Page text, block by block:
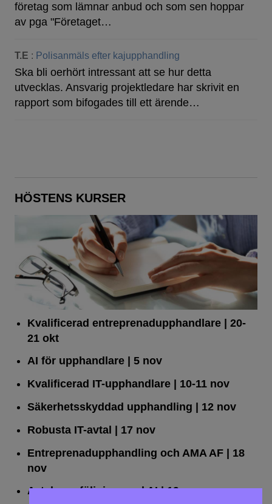
företag som lämnar anbud och som sen hoppar
av pga "Företaget…
T.E : Polisanmäls efter kajupphandling
Ska bli oerhört intressant att se hur detta
utvecklas. Ansvarig projektledare har skrivit en
rapport som bifogades till ett ärende…
HÖSTENS KURSER
Kvalificerad entreprenad­upphandlare | 20-
21 okt
AI för upphandlare| 5 nov
Kvalificerad IT-upphandlare| 10-11 nov
Säkerhetsskyddad upphandling | 12 nov
Robusta IT-avtal | 17 nov
Entreprenadupphandling och AMA AF| 18
nov
Avtalsuppföljning med AI| 19 nov